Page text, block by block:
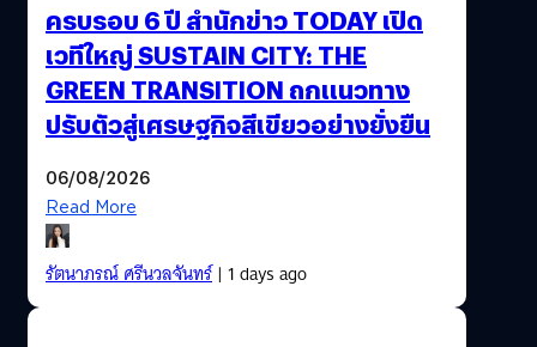
ครบรอบ 6 ปี สำนักข่าว TODAY เปิด
เวทีใหญ่ SUSTAIN CITY: THE
GREEN TRANSITION ถกแนวทาง
ปรับตัวสู่เศรษฐกิจสีเขียวอย่างยั่งยืน
06/08/2026
Read More
รัตนาภรณ์ ศรีนวลจันทร์| 1 days ago